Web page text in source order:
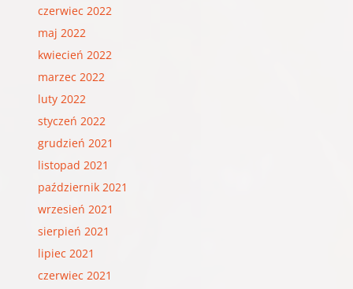
czerwiec 2022
maj 2022
kwiecień 2022
marzec 2022
luty 2022
styczeń 2022
grudzień 2021
listopad 2021
październik 2021
wrzesień 2021
sierpień 2021
lipiec 2021
czerwiec 2021